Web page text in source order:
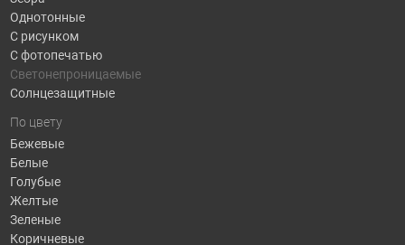
Однотонные
С рисунком
С фотопечатью
Светонепроницаемые
Солнцезащитные
По цвету
Бежевые
Белые
Голубые
Желтые
Зеленые
Коричневые